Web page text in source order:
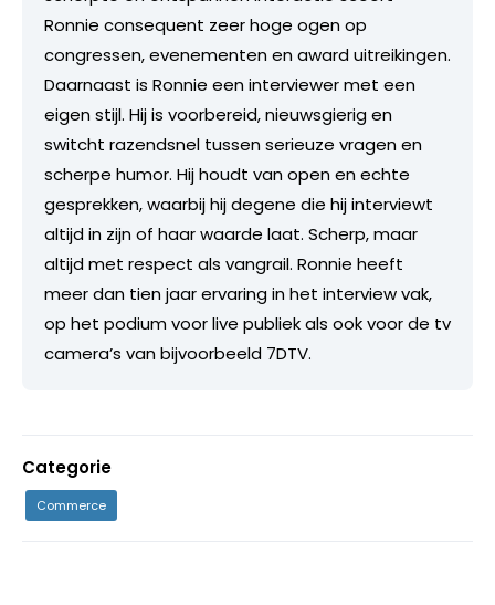
Ronnie consequent zeer hoge ogen op
congressen, evenementen en award uitreikingen.
Daarnaast is Ronnie een interviewer met een
eigen stijl. Hij is voorbereid, nieuwsgierig en
switcht razendsnel tussen serieuze vragen en
scherpe humor. Hij houdt van open en echte
gesprekken, waarbij hij degene die hij interviewt
altijd in zijn of haar waarde laat. Scherp, maar
altijd met respect als vangrail. Ronnie heeft
meer dan tien jaar ervaring in het interview vak,
op het podium voor live publiek als ook voor de tv
camera’s van bijvoorbeeld 7DTV.
Categorie
Commerce